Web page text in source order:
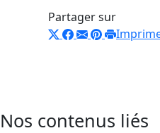
Partager sur
Nos contenus liés